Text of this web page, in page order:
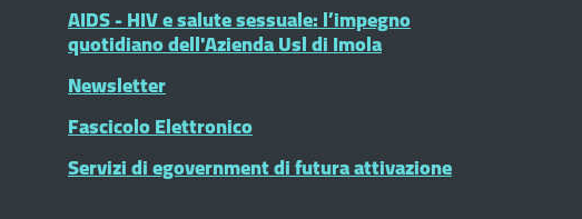
AIDS - HIV e salute sessuale: l’impegno
quotidiano dell'Azienda Usl di Imola
Newsletter
Fascicolo Elettronico
Servizi di egovernment di futura attivazione